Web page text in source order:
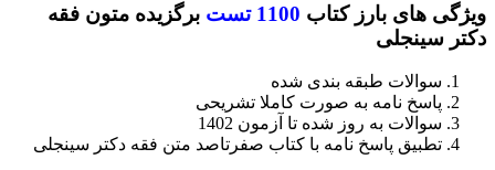
بود.
است.
ویژگی های بارز کتاب 1100 تست
برگزیده متون فقه
دکتر سینجلی
سوالات طبقه بندی شده
پاسخ نامه به صورت کاملا تشریحی
سوالات به روز شده تا آزمون 1402
تطبیق پاسخ نامه با کتاب صفرتاصد متن فقه دکتر سینجلی